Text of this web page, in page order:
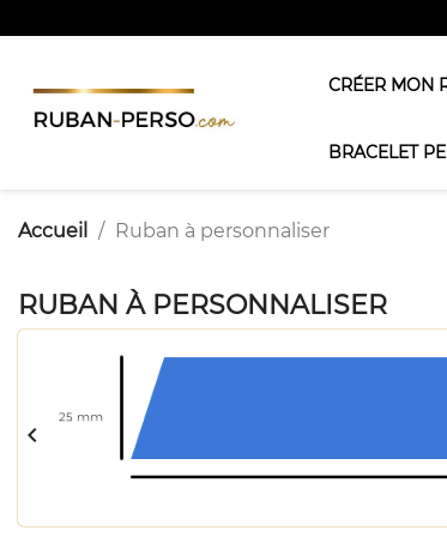
CRÉER MON
BRACELET
Accueil Ruban à personnaliser
RUBAN À PERSONNALISER
